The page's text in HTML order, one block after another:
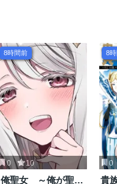
8時間前
0 10
俺聖女 ～俺が聖女
8
0
貴